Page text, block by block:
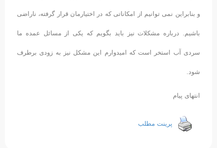
و بنابراین نمی توانیم از امکاناتی که در اختیارمان قرار گرفته، ناراضی
باشیم. درباره مشکلات نیز باید بگویم که یکی از مسائل عمده ما
سردی آب استخر است که امیدوارم این مشکل نیز به زودی برطرف
شود.
انتهای پیام
پرینت مطلب